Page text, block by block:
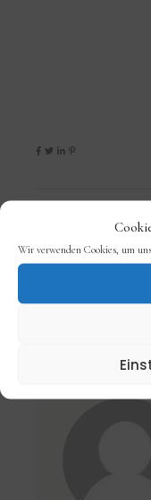
Wir verwenden Cookies, um